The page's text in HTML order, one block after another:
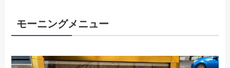
モーニングメニュー